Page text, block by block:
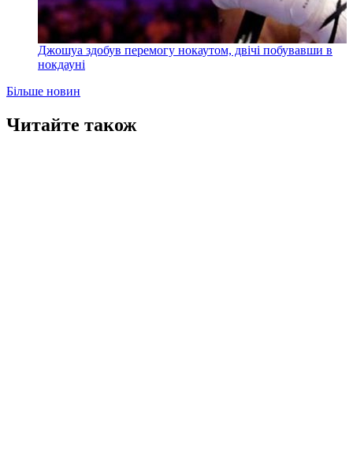
Джошуа здобув перемогу нокаутом, двічі побувавши в
нокдауні
Більше новин
Читайте також